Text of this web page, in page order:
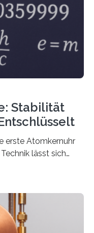
Stabilität
erste Atomkernuhr
lässt sich
Thorium-
man jahrzehntelang
2024 gelang